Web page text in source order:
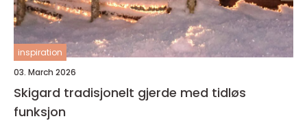
inspiration
03. March 2026
Skigard tradisjonelt gjerde med tidløs
funksjon